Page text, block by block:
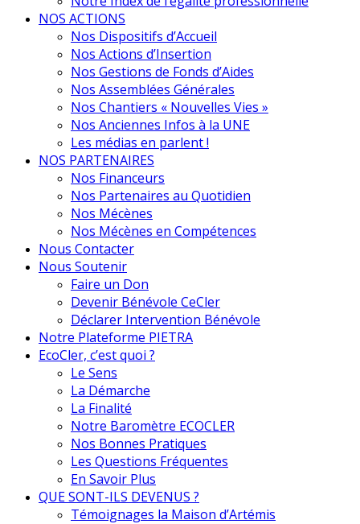
NOS ACTIONS
Nos Dispositifs d’Accueil
Nos Actions d’Insertion
Nos Gestions de Fonds d’Aides
Nos Assemblées Générales
Nos Chantiers « Nouvelles Vies »
Nos Anciennes Infos à la UNE
Les médias en parlent !
NOS PARTENAIRES
Nos Financeurs
Nos Partenaires au Quotidien
Nos Mécènes
Nos Mécènes en Compétences
Nous Contacter
Nous Soutenir
Faire un Don
Devenir Bénévole CeCler
Déclarer Intervention Bénévole
Notre Plateforme PIETRA
EcoCler, c’est quoi ?
Le Sens
La Démarche
La Finalité
Notre Baromètre ECOCLER
Nos Bonnes Pratiques
Les Questions Fréquentes
En Savoir Plus
QUE SONT-ILS DEVENUS ?
Témoignages la Maison d’Artémis